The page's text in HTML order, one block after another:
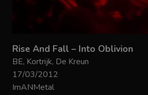
Rise And Fall – Into Oblivion
BE, Kortrijk, De Kreun
17/03/2012
ImANMetal